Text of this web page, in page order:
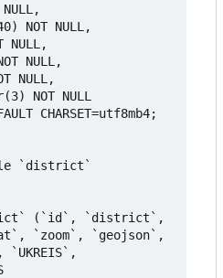
NOT NULL,
NULL,
NULL,
NULL,
NOT NULL
CHARSET=utf8mb4;
`district`
(`id`, `district`,
`zoom`, `geojson`,
`UKREIS`,